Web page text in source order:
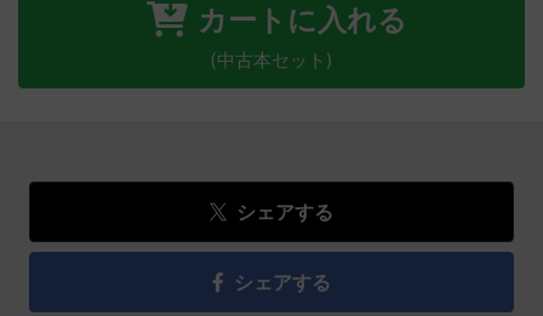
カートに入れる
(中古本セット)
シェアする
シェアする